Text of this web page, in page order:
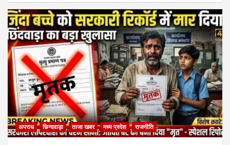
ce
b
o
o
k
at
s
A
p
p
ail ar
e
अपराध छिन्दवाड़ा ताजा खबर मध्य प्रदेश राजनीति